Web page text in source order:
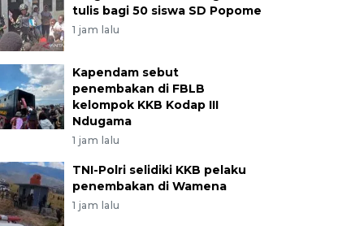
tulis bagi 50 siswa SD Popome
1 jam lalu
Kapendam sebut
penembakan di FBLB
kelompok KKB Kodap III
Ndugama
1 jam lalu
TNI-Polri selidiki KKB pelaku
penembakan di Wamena
1 jam lalu